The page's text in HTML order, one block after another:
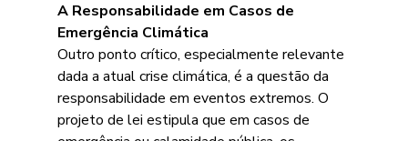
A Responsabilidade em Casos de
Emergência Climática
Outro ponto crítico, especialmente relevante
dada a atual crise climática, é a questão da
responsabilidade em eventos extremos. O
projeto de lei estipula que em casos de